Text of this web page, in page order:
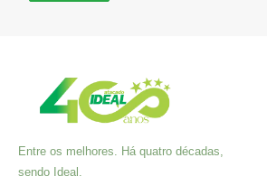
Entre os melhores. Há quatro décadas,
sendo Ideal.